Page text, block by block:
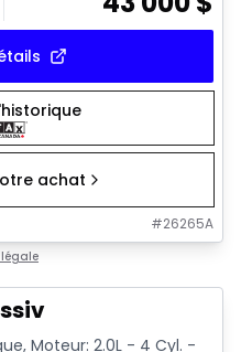
achat
#26265A
Moteur: 2.0L - 4 Cyl. -